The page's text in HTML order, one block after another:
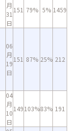
月
31
日
151 79% 5% 1459
06
月
19
日
151 87% 25% 212
04
月
10
日
149103%83% 191